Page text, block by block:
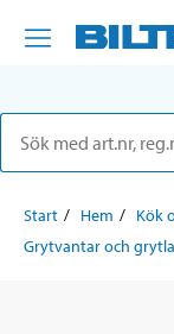
Start Hem Kök
Grytvantar och